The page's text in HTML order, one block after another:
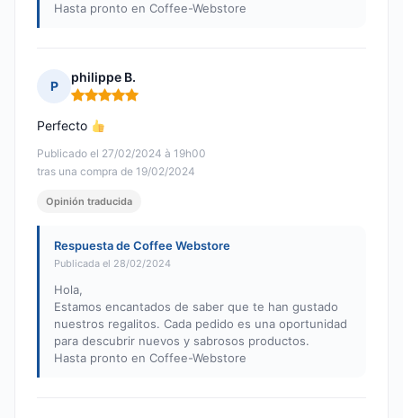
Hasta pronto en Coffee-Webstore
P
philippe B.
Nota: 5 de 5
Publicado el 27/02/2024 à 19h00
tras una compra de 19/02/2024
Perfecto
Opinión traducida
Respuesta de Coffee Webstore
Publicada el 28/02/2024
Hola,
Estamos encantados de saber que te han gustado
nuestros regalitos. Cada pedido es una oportunidad
para descubrir nuevos y sabrosos productos.
Hasta pronto en Coffee-Webstore